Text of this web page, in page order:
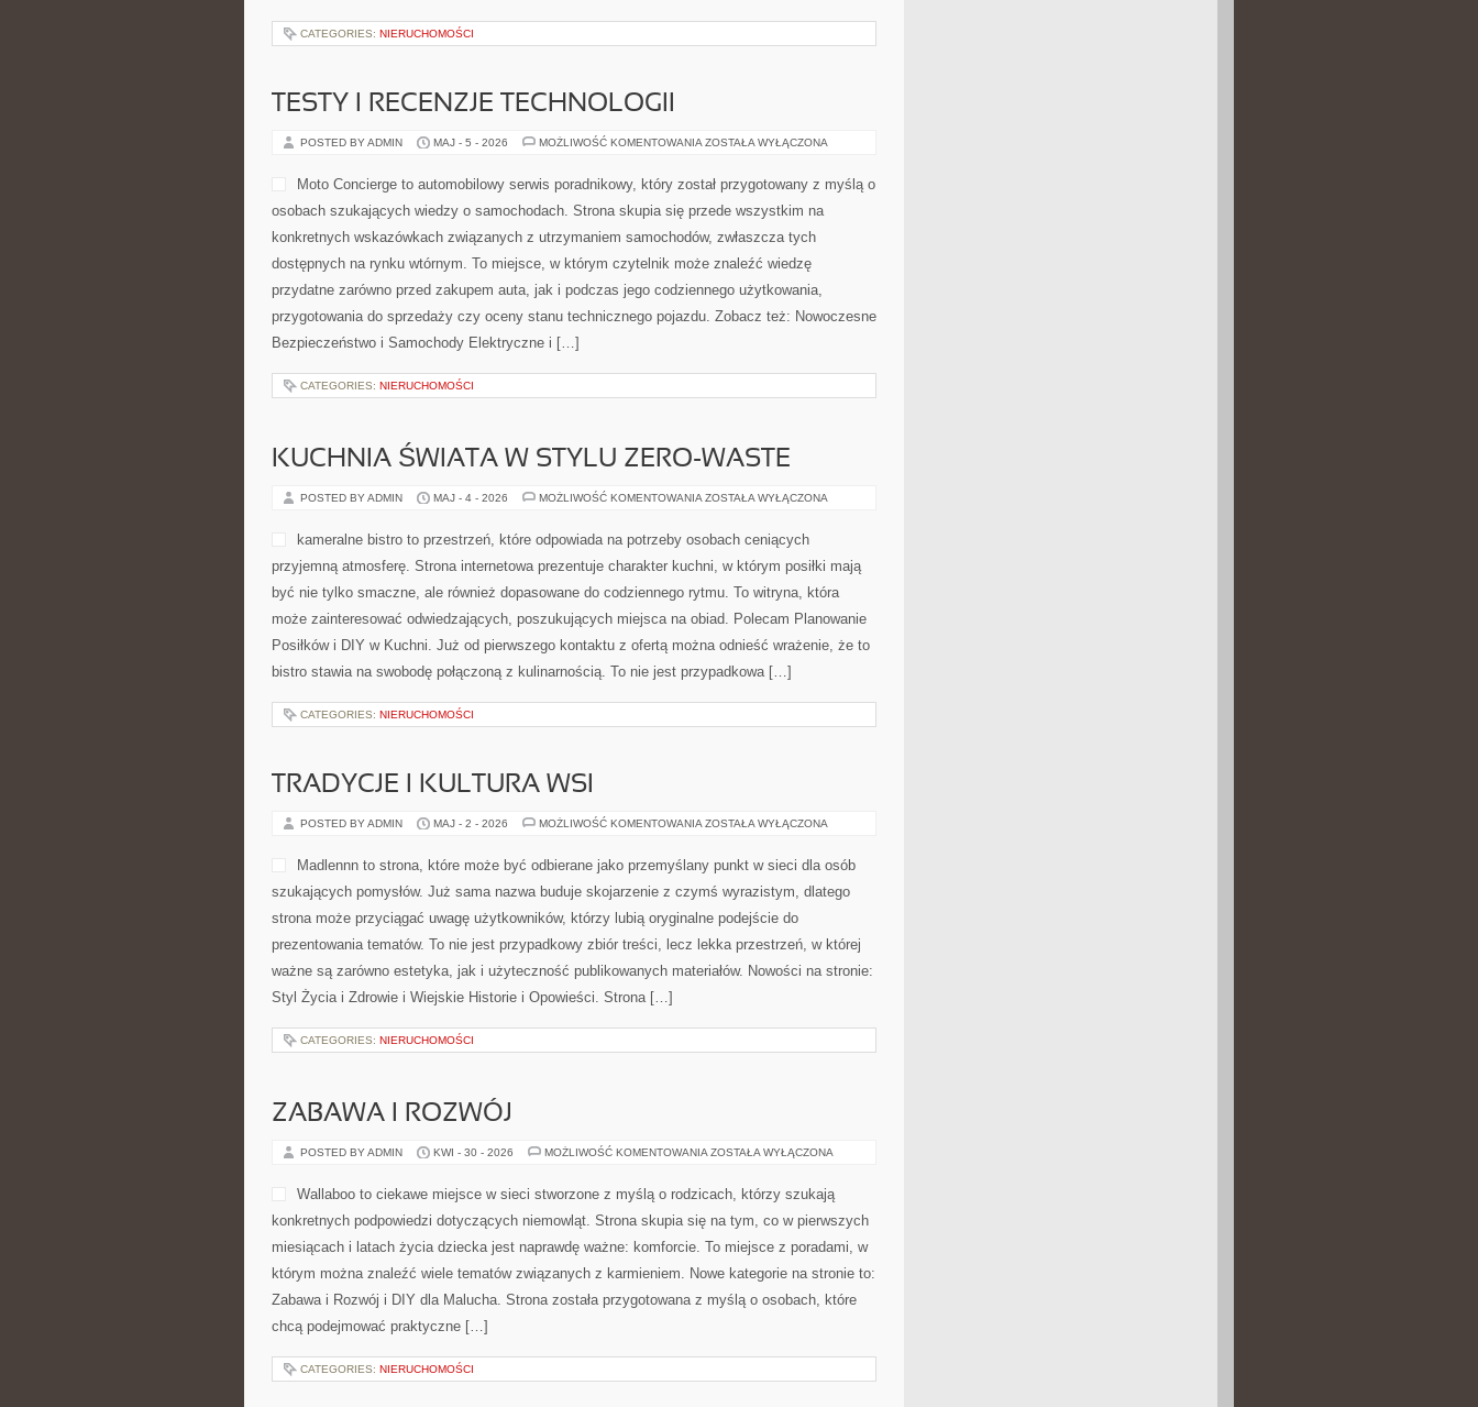
CATEGORIES: NIERUCHOMOŚCI
TESTY I RECENZJE TECHNOLOGII
POSTED BY ADMIN MAJ - 5 - 2026 MOŻLIWOŚĆ KOMENTOWANIA TESTY
TECHNOLOGII
ZOSTAŁA WYŁĄCZONA
Moto Concierge to automobilowy serwis poradnikowy, który został przygotowany z myślą o
osobach szukających wiedzy o samochodach. Strona skupia się przede wszystkim na
konkretnych wskazówkach związanych z utrzymaniem samochodów, zwłaszcza tych
dostępnych na rynku wtórnym. To miejsce, w którym czytelnik może znaleźć wiedzę
przydatne zarówno przed zakupem auta, jak i podczas jego codziennego użytkowania,
przygotowania do sprzedaży czy oceny stanu technicznego pojazdu. Zobacz też: Nowoczesne
Bezpieczeństwo i Samochody Elektryczne i […]
CATEGORIES: NIERUCHOMOŚCI
KUCHNIA ŚWIATA W STYLU ZERO-WASTE
POSTED BY ADMIN MAJ - 4 - 2026 MOŻLIWOŚĆ KOMENTOWANIA KUCHNIA
STYLU
ZERO-
ZOSTAŁA WYŁĄCZONA
kameralne bistro to przestrzeń, które odpowiada na potrzeby osobach ceniących
przyjemną atmosferę. Strona internetowa prezentuje charakter kuchni, w którym posiłki mają
być nie tylko smaczne, ale również dopasowane do codziennego rytmu. To witryna, która
może zainteresować odwiedzających, poszukujących miejsca na obiad. Polecam Planowanie
Posiłków i DIY w Kuchni. Już od pierwszego kontaktu z ofertą można odnieść wrażenie, że to
bistro stawia na swobodę połączoną z kulinarnością. To nie jest przypadkowa […]
CATEGORIES: NIERUCHOMOŚCI
TRADYCJE I KULTURA WSI
POSTED BY ADMIN MAJ - 2 - 2026 MOŻLIWOŚĆ KOMENTOWANIA TRADYCJE
ZOSTAŁA WYŁĄCZONA
Madlennn to strona, które może być odbierane jako przemyślany punkt w sieci dla osób
szukających pomysłów. Już sama nazwa buduje skojarzenie z czymś wyrazistym, dlatego
strona może przyciągać uwagę użytkowników, którzy lubią oryginalne podejście do
prezentowania tematów. To nie jest przypadkowy zbiór treści, lecz lekka przestrzeń, w której
ważne są zarówno estetyka, jak i użyteczność publikowanych materiałów. Nowości na stronie:
Styl Życia i Zdrowie i Wiejskie Historie i Opowieści. Strona […]
CATEGORIES: NIERUCHOMOŚCI
ZABAWA I ROZWÓJ
POSTED BY ADMIN KWI - 30 - 2026 MOŻLIWOŚĆ KOMENTOWANIA ZABAWA
ZOSTAŁA WYŁĄCZONA
Wallaboo to ciekawe miejsce w sieci stworzone z myślą o rodzicach, którzy szukają
konkretnych podpowiedzi dotyczących niemowląt. Strona skupia się na tym, co w pierwszych
miesiącach i latach życia dziecka jest naprawdę ważne: komforcie. To miejsce z poradami, w
którym można znaleźć wiele tematów związanych z karmieniem. Nowe kategorie na stronie to:
Zabawa i Rozwój i DIY dla Malucha. Strona została przygotowana z myślą o osobach, które
chcą podejmować praktyczne […]
CATEGORIES: NIERUCHOMOŚCI